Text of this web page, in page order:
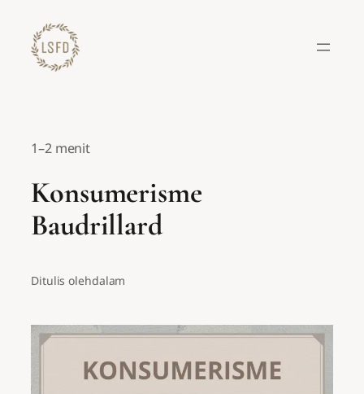
konten
1–2 menit
Konsumerisme
Baudrillard
Ditulis olehdalam